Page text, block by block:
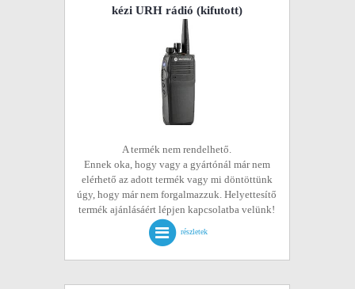
kézi URH rádió (kifutott)
A termék nem rendelhető.
Ennek oka, hogy vagy a gyártónál már nem
elérhető az adott termék vagy mi döntöttünk
úgy, hogy már nem forgalmazzuk. Helyettesítő
termék ajánlásáért lépjen kapcsolatba velünk!
részletek